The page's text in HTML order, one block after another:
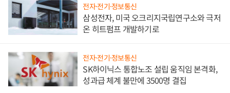
전자·전기·정보통신
삼성전자, 미국 오크리지국립연구소와 극저
온 히트펌프 개발하기로
전자·전기·정보통신
SK하이닉스 통합노조 설립 움직임 본격화,
성과급 체계 불만에 3500명 결집